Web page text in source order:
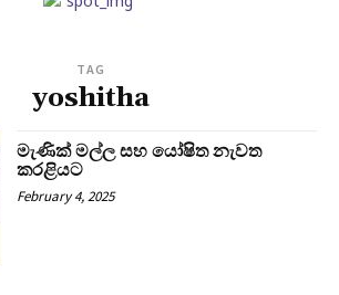
TAG
yoshitha
මැණික් මල්ල සහ යෝෂිත නැවත
කරළියට
February 4, 2025